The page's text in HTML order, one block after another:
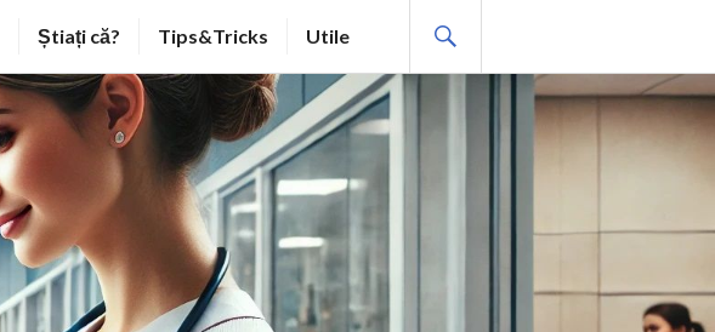
Știați că? Tips&Tricks Utile